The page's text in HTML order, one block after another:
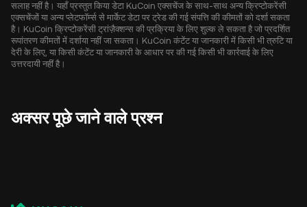
सलाह नहीं है। यहाँ प्रस्तुत किया डेटा KuCoin एक्सचेंज के साथ-साथ अन्य क्रिप्टोकरेंसी
एक्सचेंजों या अन्य प्लेटफॉर्म्स से मार्केट डेटा पर ट्रेड की गई संपत्ति की कीमतों को दर्शा सकता
है। KuCoin क्रिप्टोकरेंसी ट्रांज़ैक्शन्स की प्रक्रिया के लिए शुल्क ले सकता है जो प्रदर्शित
रूपांतरण कीमतों में दर्शाया नहीं जा सकता। KuCoin कंटेंट या जानकारी में किसी भी त्रुटि या
देरी के लिए, या किसी कंटेंट या जानकारी के आधार पर की गई किसी भी कार्रवाई के लिए
उत्तरदायी नहीं है।
अक्सर पूछे जाने वाले प्रश्न